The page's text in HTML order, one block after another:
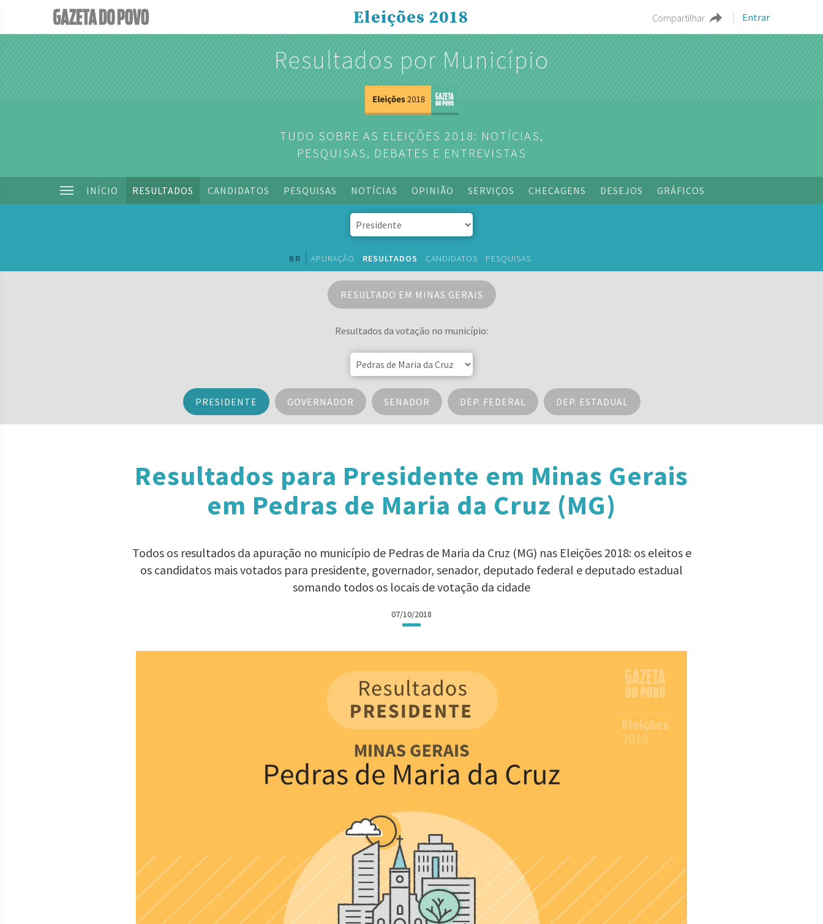
Compartilhar Entrar
Eleições 2018
Resultados por Município
TUDO SOBRE AS ELEIÇÕES 2018: NOTÍCIAS,
PESQUISAS, DEBATES E ENTREVISTAS
INÍCIO RESULTADOS CANDIDATOS PESQUISAS NOTÍCIAS OPINIÃO SERVIÇOS CHECAGENS DESEJOS GRÁFICOS
BR APURAÇÃO RESULTADOS CANDIDATOS PESQUISAS
RESULTADO EM MINAS GERAIS
Resultados da votação no município:
PRESIDENTE GOVERNADOR SENADOR DEP. FEDERAL DEP. ESTADUAL
Resultados para Presidente em Minas Gerais
em Pedras de Maria da Cruz (MG)
Todos os resultados da apuração no município de Pedras de Maria da Cruz (MG) nas Eleições 2018: os eleitos e
os candidatos mais votados para presidente, governador, senador, deputado federal e deputado estadual
somando todos os locais de votação da cidade
07/10/2018